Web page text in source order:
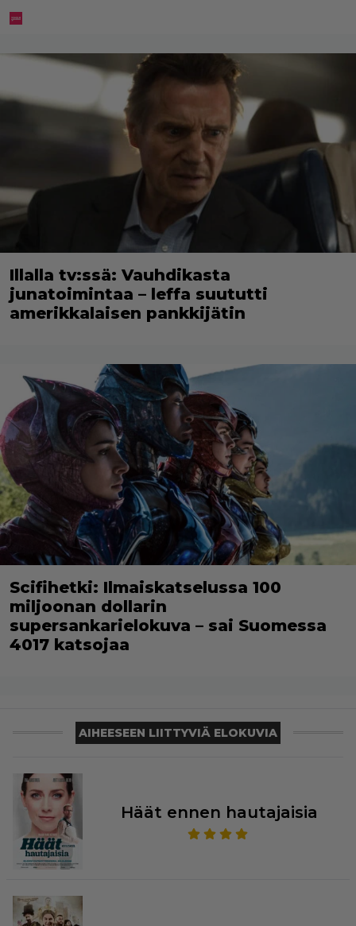
Illalla tv:ssä: Vauhdikasta
junatoimintaa – leffa suututti
amerikkalaisen pankkijätin
Scifihetki: Ilmaiskatselussa 100
miljoonan dollarin
supersankarielokuva – sai Suomessa
4017 katsojaa
AIHEESEEN LIITTYVIÄ ELOKUVIA
Häät ennen hautajaisia